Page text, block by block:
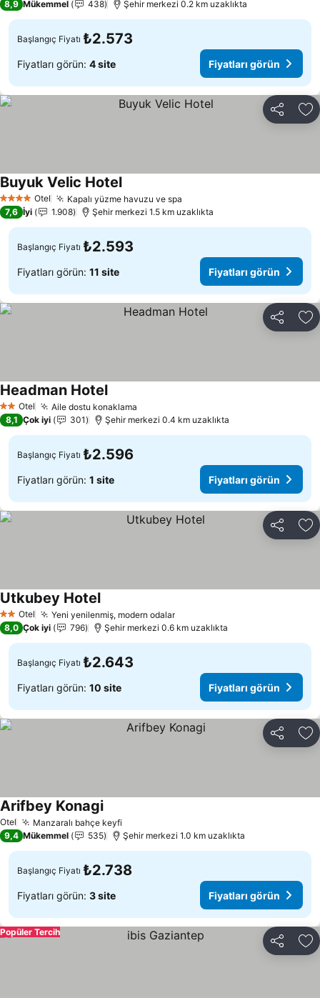
8,9 Mükemmel 438 Şehir merkezi 0.2 km uzaklıkta
Başlangıç Fiyatı ₺2.573
Fiyatları görün: 4 site Fiyatları görün
Paylaş
4 Yıldız Otel Kapalı yüzme havuzu ve spa
Buyuk Velic HotelFiyatları görün
7,6 İyi 1.908 Şehir merkezi 1.5 km uzaklıkta
Başlangıç Fiyatı ₺2.593
Fiyatları görün: 11 site Fiyatları görün
Paylaş
2 Yıldız
Otel Aile dostu konaklama
Headman HotelFiyatları görün
8,1 Çok iyi 301 Şehir merkezi 0.4 km uzaklıkta
Başlangıç Fiyatı ₺2.596
Fiyatları görün: 1 site Fiyatları görün
Paylaş
2 Yıldız
Otel Yeni yenilenmiş, modern odalarFiyatları görün
Utkubey HotelFiyatları görün
8,0 Çok iyi 796 Şehir merkezi 0.6 km uzaklıkta
Başlangıç Fiyatı ₺2.643
Fiyatları görün: 10 site Fiyatları görün
Paylaş
Otel Manzaralı bahçe keyfi
Arifbey KonagiFiyatları görün
9,4 Mükemmel 535 Şehir merkezi 1.0 km uzaklıkta
Başlangıç Fiyatı ₺2.738
Fiyatları görün: 3 site Fiyatları görün
Paylaş
Popüler Tercih